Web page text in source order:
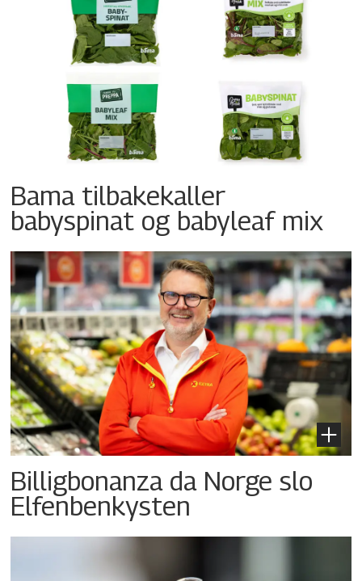
Bama tilbakekaller
babyspinat og babyleaf mix
Billigbonanza da Norge slo
Elfenbenkysten